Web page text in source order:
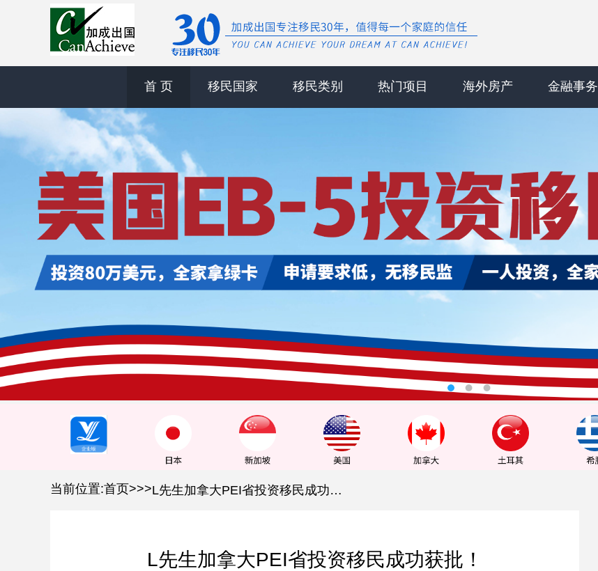
首 页 移民国家 移民类别 热门项目 海外房产 金融事务
当前位置:首页>>> L先生加拿大PEI省投资移民成功获批！
L先生加拿大PEI省投资移民成功获批！